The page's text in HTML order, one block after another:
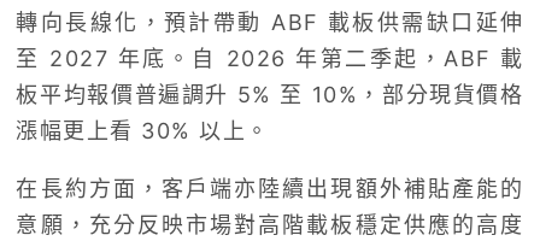
轉向長線化，預計帶動 ABF 載板供需缺口延伸
至 2027 年底。自 2026 年第二季起，ABF 載
板平均報價普遍調升 5% 至 10%，部分現貨價格
漲幅更上看 30% 以上。
在長約方面，客戶端亦陸續出現額外補貼產能的
意願，充分反映市場對高階載板穩定供應的高度